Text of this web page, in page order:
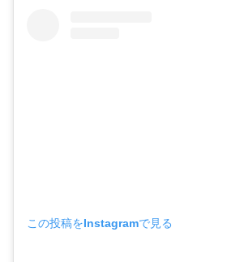
この投稿をInstagramで見る